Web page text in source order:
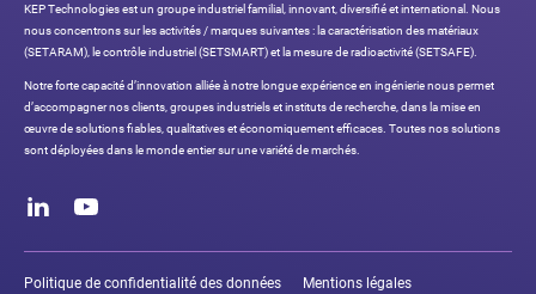
KEP Technologies est un groupe industriel familial, innovant, diversifié et international. Nous
nous concentrons sur les activités / marques suivantes : la caractérisation des matériaux
(SETARAM), le contrôle industriel (SETSMART) et la mesure de radioactivité (SETSAFE).
Notre forte capacité d’innovation alliée à notre longue expérience en ingénierie nous permet
d’accompagner nos clients, groupes industriels et instituts de recherche, dans la mise en
œuvre de solutions fiables, qualitatives et économiquement efficaces. Toutes nos solutions
sont déployées dans le monde entier sur une variété de marchés.
sociaux
légaux
Politique de confidentialité des données
Mentions légales